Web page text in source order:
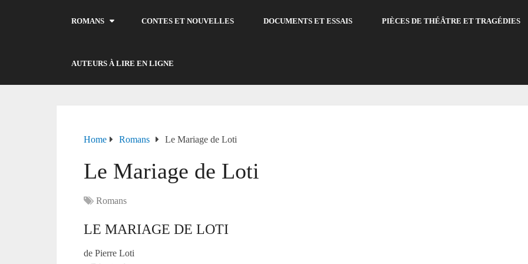
ROMANS CONTES ET NOUVELLES DOCUMENTS ET ESSAIS PIÈCES DE THÉÂTRE ET TRAGÉDIES
AUTEURS À LIRE EN LIGNE
Home Romans Le Mariage de Loti
Le Mariage de Loti
Romans
LE MARIAGE DE LOTI
de Pierre Loti